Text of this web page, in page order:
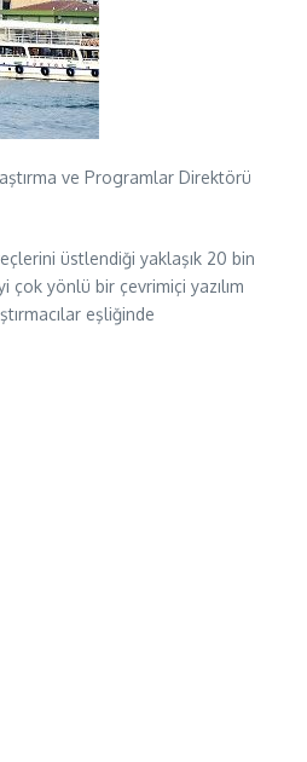
ve Programlar Direktörü
üstlendiği yaklaşık 20 bin
çok yönlü bir çevrimiçi yazılım
eşliğinde